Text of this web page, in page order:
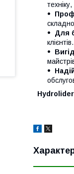
Для
клієнтів.
Hydrolider